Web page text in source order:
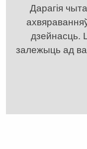
Дарагія
дзейнасць.
залежыць ад